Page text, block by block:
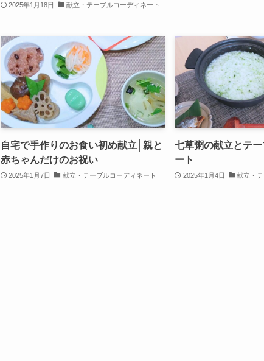
2025年1月18日 献立・テーブルコーディネート
自宅で手作りのお食い初め献立│親と
赤ちゃんだけのお祝い
2025年1月7日 献立・テーブルコーディネート
七草粥の献立とテ
ート
2025年1月4日 献立・